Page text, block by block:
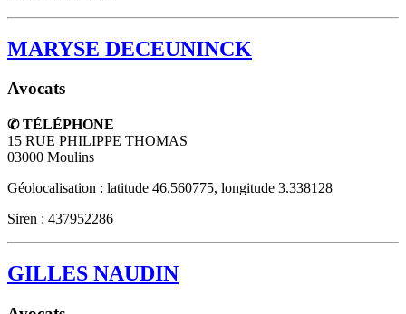
MARYSE DECEUNINCK
Avocats
✆ TÉLÉPHONE
15 RUE PHILIPPE THOMAS
03000 Moulins
Géolocalisation : latitude 46.560775, longitude 3.338128
Siren : 437952286
GILLES NAUDIN